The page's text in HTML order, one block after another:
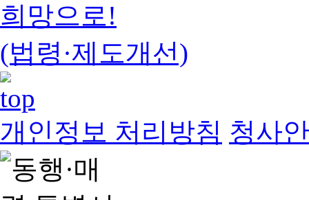
희망으로!
(법령·제도개선)
개인정보 처리방침 청사